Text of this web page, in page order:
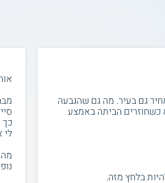
גם בעיר. מה גם שהגבעה
כשחוזרים הביתה באמצע
לי